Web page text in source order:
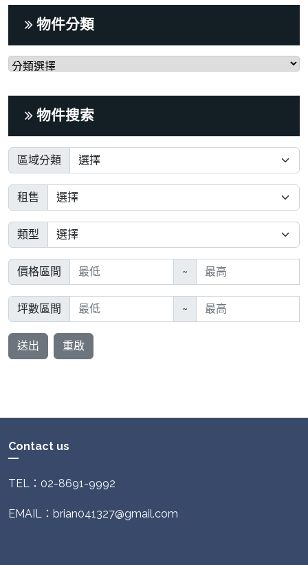
物件分類
物件搜索
區域分類
租售
類型
價格區間 ~
坪數區間 ~
送出 重啟
Contact us
TEL：02-8691-9992
EMAIL：brian041327@gmail.com